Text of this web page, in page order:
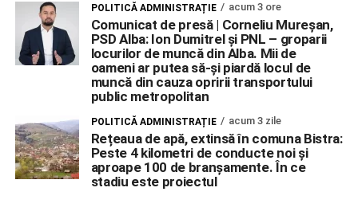
POLITICĂ ADMINISTRAȚIE acum 3 ore
Comunicat de presă | Corneliu Mureșan,
PSD Alba: Ion Dumitrel și PNL – groparii
locurilor de muncă din Alba. Mii de
oameni ar putea să-și piardă locul de
muncă din cauza opririi transportului
public metropolitan
POLITICĂ ADMINISTRAȚIE acum 3 zile
Rețeaua de apă, extinsă în comuna Bistra:
Peste 4 kilometri de conducte noi și
aproape 100 de branșamente. În ce
stadiu este proiectul